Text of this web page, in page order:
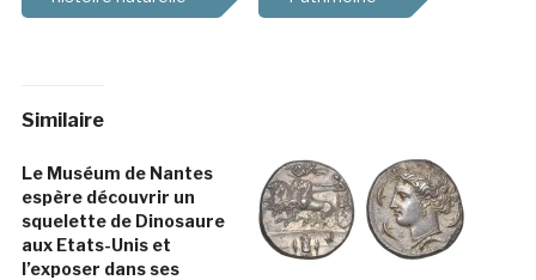
Similaire
Le Muséum de Nantes
espère découvrir un
squelette de Dinosaure
aux Etats-Unis et
l’exposer dans ses